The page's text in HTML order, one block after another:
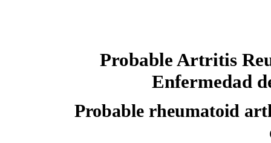
Probable Artritis
Enfermedad
Probable rheumatoid